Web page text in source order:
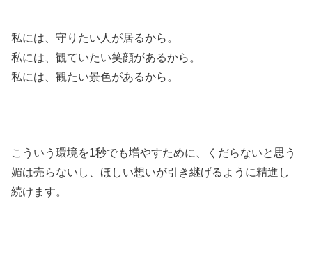
私には、守りたい人が居るから。
私には、観ていたい笑顔があるから。
私には、観たい景色があるから。
こういう環境を1秒でも増やすために、くだらないと思う
媚は売らないし、ほしい想いが引き継げるように精進し
続けます。